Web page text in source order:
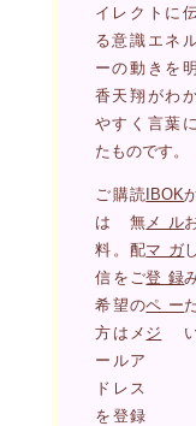
イレクトに
る意識エネ
ーの動きを
香天翔がわ
やすく言葉
たものです。
ご購読
は無
料。配
信をご
希望の
方はメ
ールア
ドレス
を登録
IBOK
メル
マガ
登録
ペー
ジ